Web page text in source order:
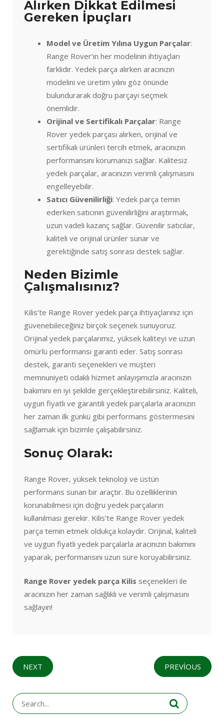
Alırken Dikkat Edilmesi
Gereken İpuçları
Model ve Üretim Yılına Uygun Parçalar:
Range Rover’ın her modelinin ihtiyaçları
farklıdır. Yedek parça alırken aracınızın
modelini ve üretim yılını göz önünde
bulundurarak doğru parçayı seçmek
önemlidir.
Orijinal ve Sertifikalı Parçalar: Range
Rover yedek parçası alırken, orijinal ve
sertifikalı ürünleri tercih etmek, aracınızın
performansını korumanızı sağlar. Kalitesiz
yedek parçalar, aracınızın verimli çalışmasını
engelleyebilir.
Satıcı Güvenilirliği: Yedek parça temin
ederken satıcının güvenilirliğini araştırmak,
uzun vadeli kazanç sağlar. Güvenilir satıcılar,
kaliteli ve orijinal ürünler sunar ve
gerektiğinde satış sonrası destek sağlar.
Neden Bizimle
Çalışmalısınız?
Kilis’te Range Rover yedek parça ihtiyaçlarınız için
güvenebileceğiniz birçok seçenek sunuyoruz.
Orijinal yedek parçalarımız, yüksek kaliteyi ve uzun
ömürlü performansı garanti eder. Satış sonrası
destek, garanti seçenekleri ve müşteri
memnuniyeti odaklı hizmet anlayışımızla aracınızın
bakımını en iyi şekilde gerçekleştirebilirsiniz. Kaliteli,
uygun fiyatlı ve garantili yedek parçalarla aracınızın
her zaman ilk günkü gibi performans göstermesini
sağlamak için bizimle çalışabilirsiniz.
Sonuç Olarak:
Range Rover, yüksek teknoloji ve üstün
performans sunan bir araçtır. Bu özelliklerinin
korunabilmesi için doğru yedek parçaların
kullanılması gerekir. Kilis’te Range Rover yedek
parça temin etmek oldukça kolaydır. Orijinal, kaliteli
ve uygun fiyatlı yedek parçalarla aracınızın bakımını
yaparak, performansını uzun süre koruyabilirsiniz.
Range Rover yedek parça Kilis seçenekleri ile
aracınızın her zaman sağlıklı ve verimli çalışmasını
sağlayın!
NEXT PREVIOUS
Search
for: